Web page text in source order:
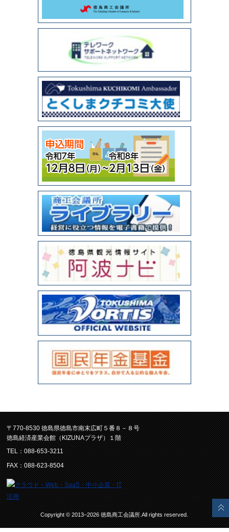
〒770-8530 徳島県徳島市南末広町５番８－８号
徳島経済産業会館（KIZUNAプラザ）１階
TEL：088-653-3211
FAX：088-623-8504
Copyright © 2013–2026 徳島商工会議所.All rights reserved.